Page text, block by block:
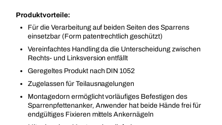
Produktvorteile:
Für die Verarbeitung auf beiden Seiten des Sparrens
einsetzbar (Form patentrechtlich geschützt)
Vereinfachtes Handling da die Unterscheidung zwischen
Rechts- und Linksversion entfällt
Geregeltes Produkt nach DIN 1052
Zugelassen für Teilausnagelungen
Montagedorn ermöglicht vorläufiges Befestigen des
Sparrenpfettenanker, Anwender hat beide Hände frei für
endgültiges Fixieren mittels Ankernägeln